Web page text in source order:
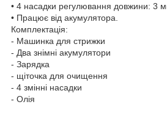
• 4 насадки регулювання довжини:
• Працює від акумулятора.
Комплектація:
- Машинка для стрижки
- Два знімні акумулятори
- Зарядка
- щіточка для очищення
- 4 змінні насадки
- Олія